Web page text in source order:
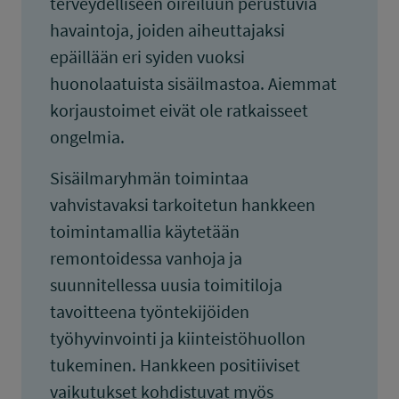
havaintoja, joiden aiheuttajaksi
epäillään eri syiden vuoksi
huonolaatuista sisäilmastoa. Aiemmat
korjaustoimet eivät ole ratkaisseet
ongelmia.
Sisäilmaryhmän toimintaa
vahvistavaksi tarkoitetun hankkeen
toimintamallia käytetään
remontoidessa vanhoja ja
suunnitellessa uusia toimitiloja
tavoitteena työntekijöiden
työhyvinvointi ja kiinteistöhuollon
tukeminen. Hankkeen positiiviset
vaikutukset kohdistuvat myös